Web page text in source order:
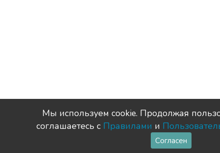
Мы используем сookie. Продолжая
соглашаетесь с Правилами и
Согласен